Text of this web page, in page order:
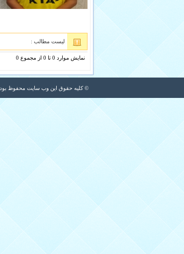
لیست مطالب :
نمایش موارد 0 تا 0 از مجموع 0
© کلیه حقوق اين وب سايت محفوظ بوده